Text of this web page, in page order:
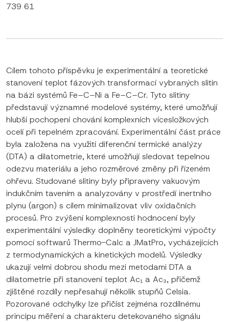
739 61
Cílem tohoto příspěvku je experimentální a teoretické
stanovení teplot fázových transformací vybraných slitin
na bázi systémů Fe–C–Ni a Fe–C–Cr. Tyto slitiny
představují významné modelové systémy, které umožňují
hlubší pochopení chování komplexních vícesložkových
ocelí při tepelném zpracování. Experimentální část práce
byla založena na využití diferenční termické analýzy
(DTA) a dilatometrie, které umožňují sledovat tepelnou
odezvu materiálu a jeho rozměrové změny při řízeném
ohřevu. Studované slitiny byly připraveny vakuovým
indukčním tavením a analyzovány v prostředí inertního
plynu (argon) s cílem minimalizovat vliv oxidačních
procesů. Pro zvýšení komplexnosti hodnocení byly
experimentální výsledky doplněny teoretickými výpočty
pomocí softwarů Thermo-Calc a JMatPro, vycházejících
z termodynamických a kinetických modelů. Výsledky
ukazují velmi dobrou shodu mezi metodami DTA a
dilatometrie při stanovení teplot Ac₁ a Ac₃, přičemž
zjištěné rozdíly nepřesahují několik stupňů Celsia.
Pozorované odchylky lze přičíst zejména rozdílnému
principu měření a charakteru detekovaného signálu